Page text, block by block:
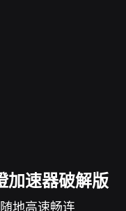
加速器破解版
地高速畅连